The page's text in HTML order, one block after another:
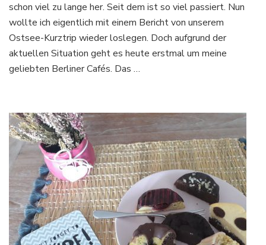
schon viel zu lange her. Seit dem ist so viel passiert. Nun
wollte ich eigentlich mit einem Bericht von unserem
Ostsee-Kurztrip wieder loslegen. Doch aufgrund der
aktuellen Situation geht es heute erstmal um meine
geliebten Berliner Cafés. Das …